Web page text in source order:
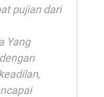
pujian dari
Yang